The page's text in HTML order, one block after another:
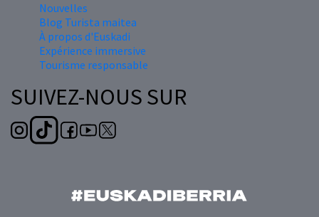
Nouvelles
Blog Turista maitea
À propos d'Euskadi
Expérience immersive
Tourisme responsable
SUIVEZ-NOUS SUR